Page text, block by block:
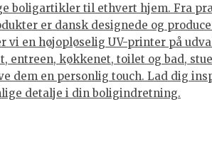
boligartikler til ethvert hjem. Fra
er dansk designede og
vi en højopløselig UV-printer på
køkkenet, toilet og bad,
dem en personlig touch. Lad dig
detalje i din boligindretning.